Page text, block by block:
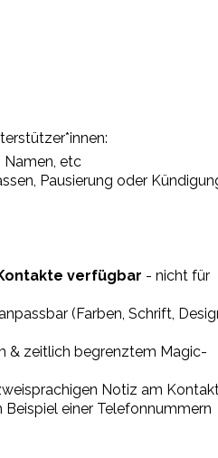
Namen, etc
Pausierung oder
verfügbar - nicht für
(Farben, Schrift,
& zeitlich begrenztem Magic-
Notiz am
Beispiel einer Telefonnummern